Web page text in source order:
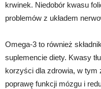
krwinek. Niedobór kwasu
problemów z układem
Omega-3 to również
suplemencie diety. Kwasy
korzyści dla zdrowia, w tym
poprawę funkcji mózgu i